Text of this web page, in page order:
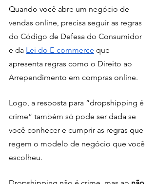
Quando você abre um negócio de
vendas online, precisa seguir as regras
do Código de Defesa do Consumidor
e da Lei do E-commerce que
apresenta regras como o Direito ao
Arrependimento em compras online.
Logo, a resposta para “dropshipping é
crime” também só pode ser dada se
você conhecer e cumprir as regras que
regem o modelo de negócio que você
escolheu.